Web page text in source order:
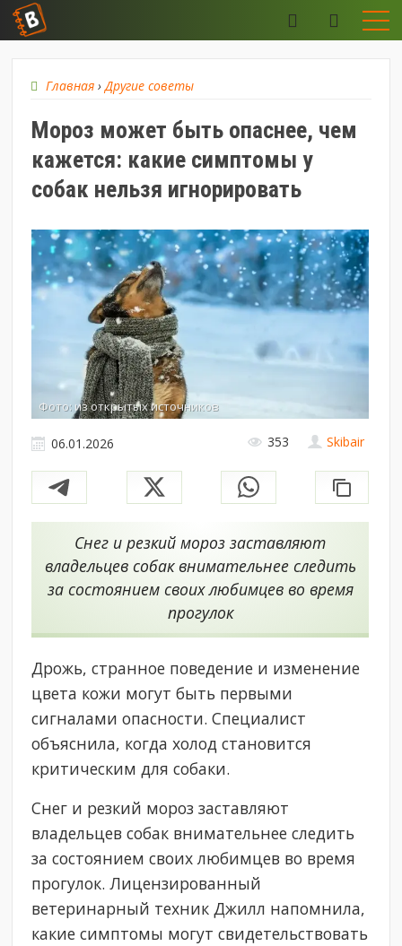
Главная ›Другие советы
Мороз может быть опаснее, чем
кажется: какие симптомы у
собак нельзя игнорировать
Фото: из открытых источников
Skibair
06.01.2026 353
Снег и резкий мороз заставляют
владельцев собак внимательнее следить
за состоянием своих любимцев во время
прогулок
Дрожь, странное поведение и изменение
цвета кожи могут быть первыми
сигналами опасности. Специалист
объяснила, когда холод становится
критическим для собаки.
Снег и резкий мороз заставляют
владельцев собак внимательнее следить
за состоянием своих любимцев во время
прогулок. Лицензированный
ветеринарный техник Джилл напомнила,
какие симптомы могут свидетельствовать